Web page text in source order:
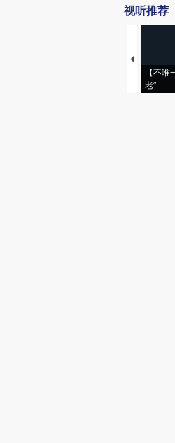
视听推荐
【不
老”